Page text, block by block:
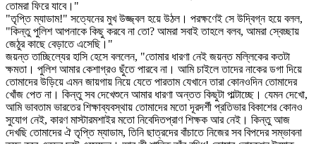
তোমরা ফিরে যাবে।"
"তৃপ্তি ম্যাডাম!" সত্যেনের মুখ উজ্জ্বল হয়ে উঠল। পরক্ষণেই সে উদ্বিগ্ন হয়ে বলল,
"কিন্তু পুলিশ আপনাকে কিছু করবে না তো? আমরা সবাই তাহলে বলব, আমরা স্বেচ্ছায়
জেঠুর কাছে বেড়াতে এসেছি।"
জয়ন্ত তাচ্ছিল্যের হাসি হেসে বললেন, "তোমার ধারণা নেই জয়ন্ত মল্লিকের কতটা
ক্ষমতা। পুলিশ আমার কেশাগ্রও ছুঁতে পারবে না। আমি চাইলে তাদের নাকের ডগা দিয়ে
তোমাদের উড়িয়ে এমন জায়গায় নিয়ে যেতে পারতাম যেখানে তারা কোনওদিন তোমাদের
খোঁজ পেত না। কিন্তু সব দেখেশুনে আমার ধারণা অন্তত কিছুটা পাল্টাচ্ছে। যেমন দেখো,
আমি ভাবতাম ভারতের শিক্ষাব্যবস্থায় তোমাদের মতো দূরদর্শী প্রতিভার বিকাশের কোনও
সুযোগ নেই, কারণ মাস্টারমশাইর মতো নিবেদিতপ্রাণ শিক্ষক আর নেই। কিন্তু আজ
দেখছি তোমাদের ঐ তৃপ্তি ম্যাডাম, তিনি ছাত্রদের বাঁচাতে নিজের সব বিপদের সম্ভাবনা